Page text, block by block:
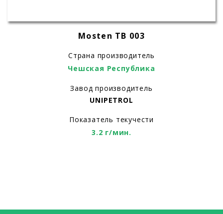
Mosten TB 003
Страна производитель
Чешская Республика
Завод производитель
UNIPETROL
Показатель текучести
3.2 г/мин.